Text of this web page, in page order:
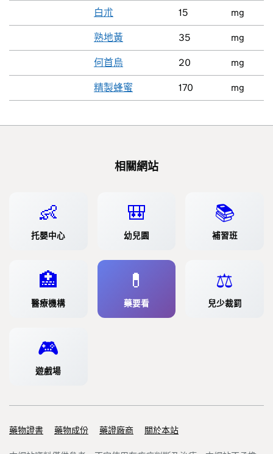
白朮 15 mg
熟地黃 35 mg
何首烏 20 mg
精製蜂蜜 170 mg
相關網站
👶
托嬰中心
🎒
幼兒園
📚
補習班
🏥
醫療機構
💊
藥要看
⚖️
兒少裁罰
🎮
遊戲場
Support links
藥物證書 藥物成份 藥證廠商 關於本站